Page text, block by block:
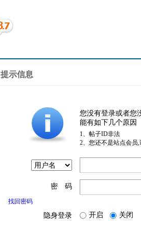
提示信息
您没有登录或者您
能有如下几个原因
1、帖子ID非法
2、您还不是站点会员
密 码
找回密码
隐身登录 开启 关闭